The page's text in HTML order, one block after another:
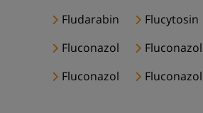
Fludarabin Flucytosin
Fluconazol
Fluconazol
Fluconazol
Fluconazol